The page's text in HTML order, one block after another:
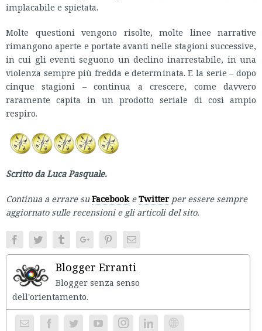
implacabile e spietata.
Molte questioni vengono risolte, molte linee narrative
rimangono aperte e portate avanti nelle stagioni successive,
in cui gli eventi seguono un declino inarrestabile, in una
violenza sempre più fredda e determinata. E la serie – dopo
cinque stagioni – continua a crescere, come davvero
raramente capita in un prodotto seriale di così ampio
respiro.
Scritto da Luca Pasquale.
Continua a errare su FacebookeTwitterper essere sempre
aggiornato sulle recensioni e gli articoli del sito.
FacebookTwitter TumblrGoogle+PinterestEmail
Blogger Erranti
Blogger senza senso
Instagram Website